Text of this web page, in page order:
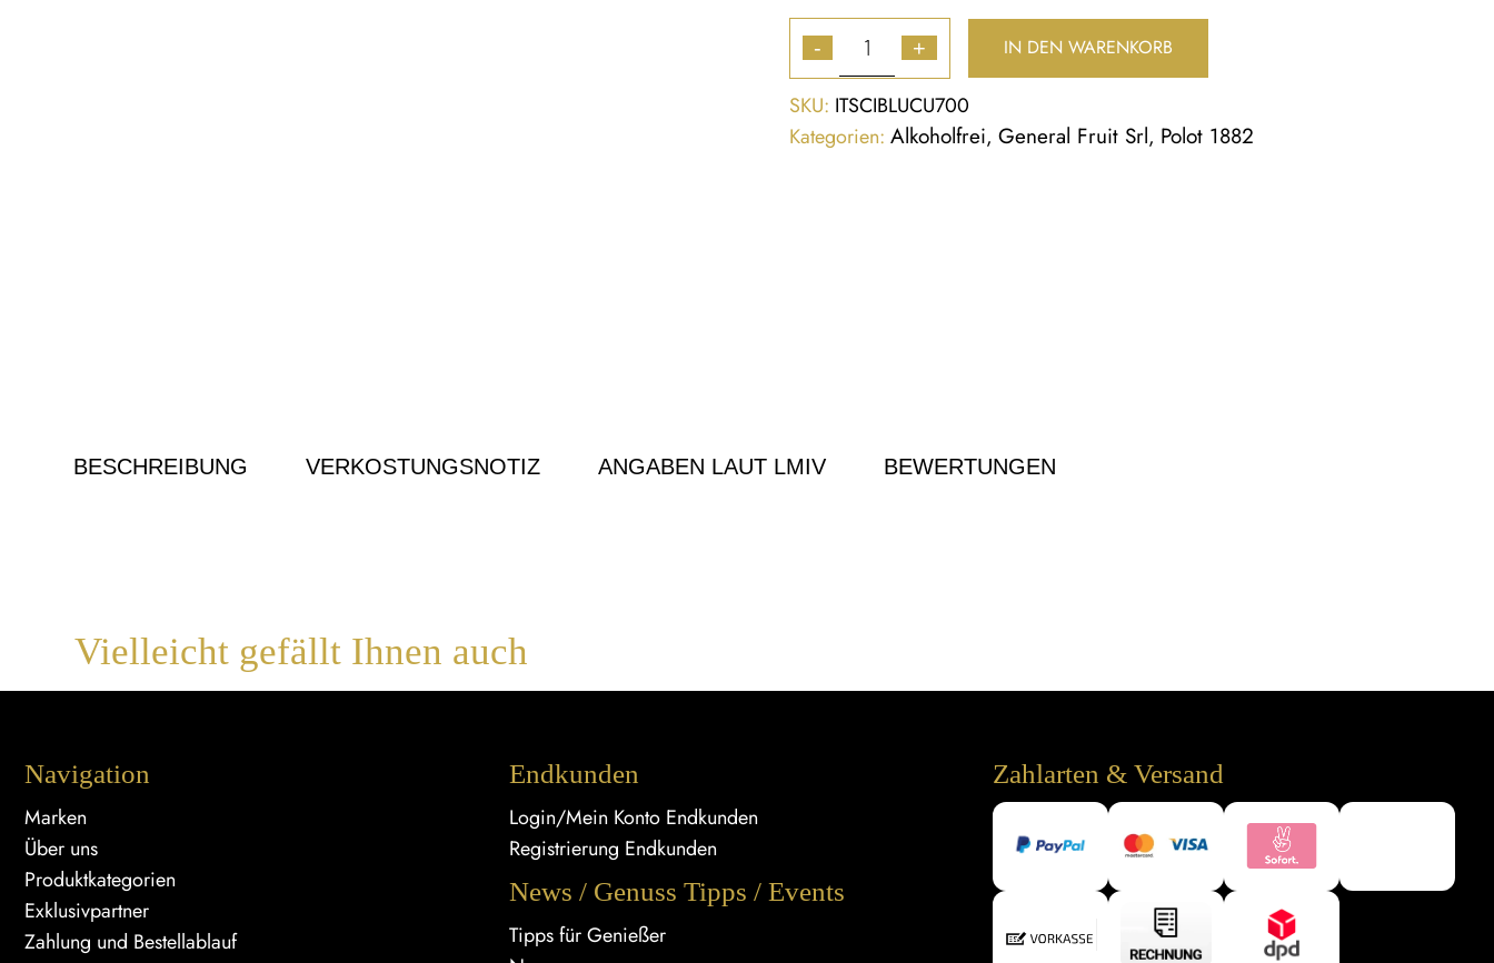
- + IN DEN WARENKORB
SKU: ITSCIBLUCU700
Kategorien: Alkoholfrei,General Fruit Srl, Polot 1882
BESCHREIBUNG VERKOSTUNGSNOTIZ ANGABEN LAUT LMIV BEWERTUNGEN
Vielleicht gefällt Ihnen auch
Navigation
Marken
Über uns
Produktkategorien
Exklusivpartner
Zahlung und Bestellablauf
Endkunden
Login/Mein Konto Endkunden
Registrierung Endkunden
News / Genuss Tipps / Events
Tipps für Genießer
Zahlarten & Versand